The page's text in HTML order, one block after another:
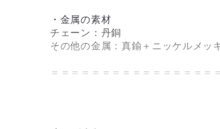
・金属の素材
チェーン：丹銅
その他の金属：真鍮＋ニッケルメッ
＝＝＝＝＝＝＝＝＝＝＝＝＝＝＝＝